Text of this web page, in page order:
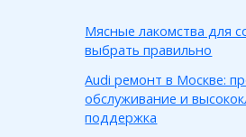
Мясные лакомства для
выбрать правильно
Audi ремонт в Москве:
обслуживание и
поддержка